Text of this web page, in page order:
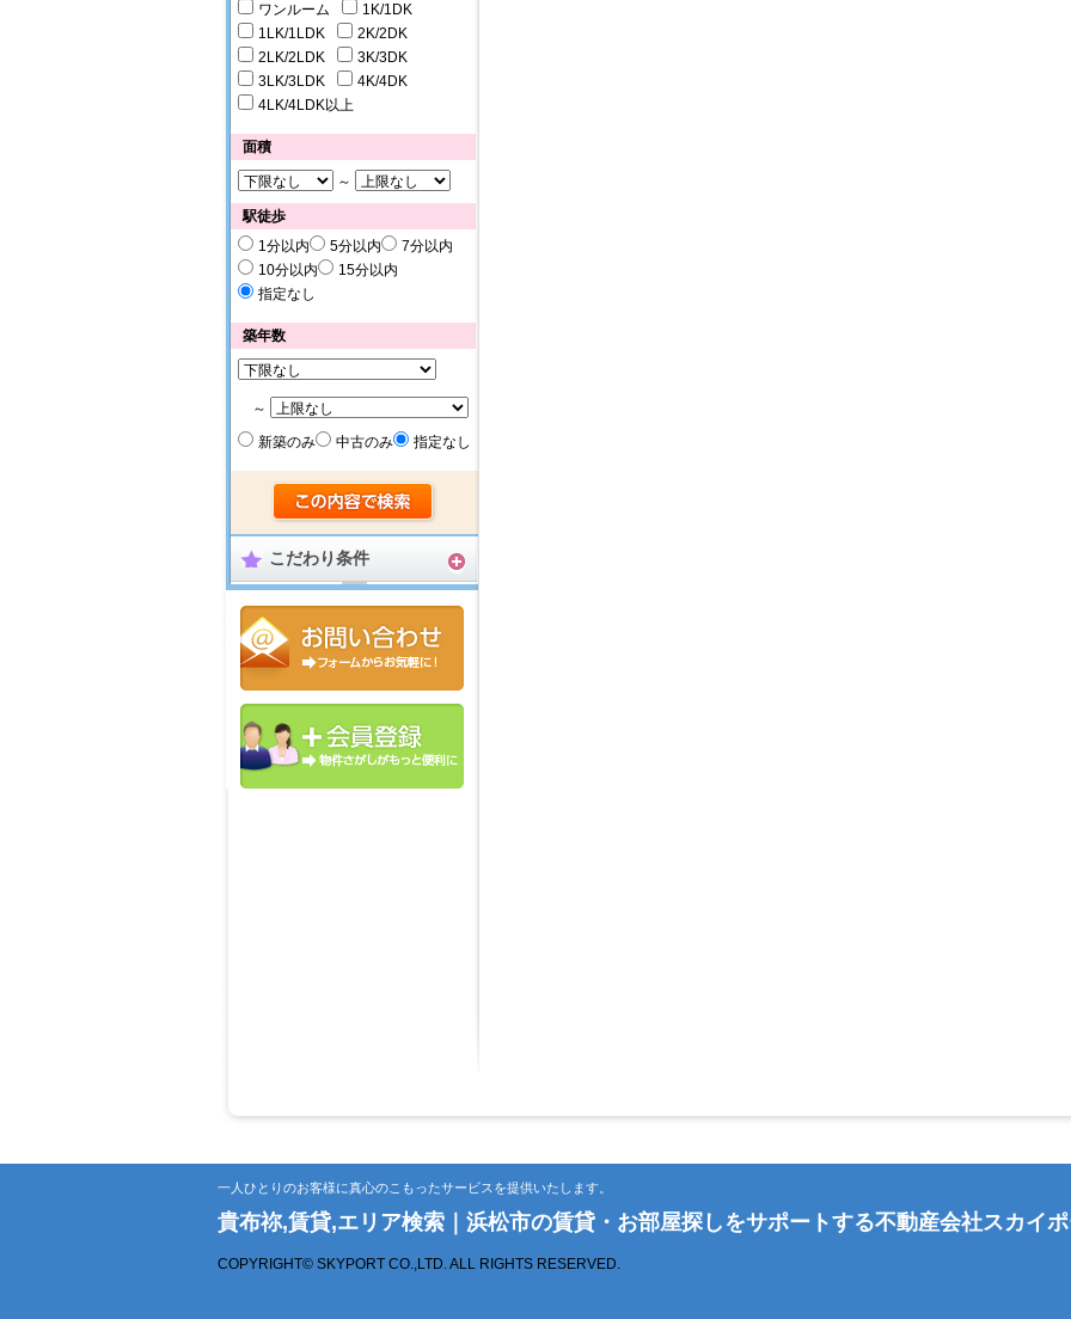
ワンルーム
1K/1DK
1LK/1LDK
2K/2DK
2LK/2LDK
3K/3DK
3LK/3LDK
4K/4DK
4LK/4LDK以上
面積
～
駅徒歩
1分以内
5分以内
7分以内
10分以内
15分以内
指定なし
築年数
～
新築のみ
中古のみ 指定なし
こだわり条件
一人ひとりのお客様に真心のこもったサービスを提供いたします。
貴布祢,賃貸,エリア検索｜浜松市の賃貸・お部屋探しをサポートする不動産会社スカイ
COPYRIGHT© SKYPORT CO.,LTD. ALL RIGHTS RESERVED.